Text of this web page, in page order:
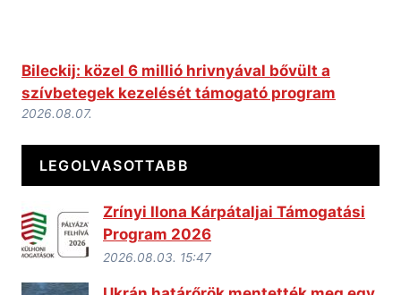
Bileckij: közel 6 millió hrivnyával bővült a
szívbetegek kezelését támogató program
2026.08.07.
LEGOLVASOTTABB
Zrínyi Ilona Kárpátaljai Támogatási
Program 2026
2026.08.03. 15:47